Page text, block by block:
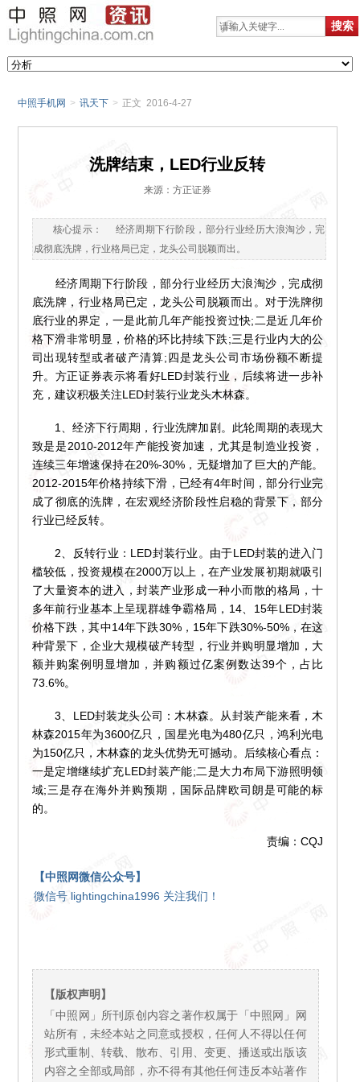
中照手机网 > 讯天下 > 正文 2016-4-27
洗牌结束，LED行业反转
来源：方正证券
核心提示： 经济周期下行阶段，部分行业经历大浪淘沙，完
成彻底洗牌，行业格局已定，龙头公司脱颖而出。
经济周期下行阶段，部分行业经历大浪淘沙，完成彻
底洗牌，行业格局已定，龙头公司脱颖而出。对于洗牌彻
底行业的界定，一是此前几年产能投资过快;二是近几年价
格下滑非常明显，价格的环比持续下跌;三是行业内大的公
司出现转型或者破产清算;四是龙头公司市场份额不断提
升。方正证券表示将看好LED封装行业，后续将进一步补
充，建议积极关注LED封装行业龙头木林森。
1、经济下行周期，行业洗牌加剧。此轮周期的表现大
致是是2010-2012年产能投资加速，尤其是制造业投资，
连续三年增速保持在20%-30%，无疑增加了巨大的产能。
2012-2015年价格持续下滑，已经有4年时间，部分行业完
成了彻底的洗牌，在宏观经济阶段性启稳的背景下，部分
行业已经反转。
2、反转行业：LED封装行业。由于LED封装的进入门
槛较低，投资规模在2000万以上，在产业发展初期就吸引
了大量资本的进入，封装产业形成一种小而散的格局，十
多年前行业基本上呈现群雄争霸格局，14、15年LED封装
价格下跌，其中14年下跌30%，15年下跌30%-50%，在这
种背景下，企业大规模破产转型，行业并购明显增加，大
额并购案例明显增加，并购额过亿案例数达39个，占比
73.6%。
3、LED封装龙头公司：木林森。从封装产能来看，木
林森2015年为3600亿只，国星光电为480亿只，鸿利光电
为150亿只，木林森的龙头优势无可撼动。后续核心看点：
一是定增继续扩充LED封装产能;二是大力布局下游照明领
域;三是存在海外并购预期，国际品牌欧司朗是可能的标
的。
责编：CQJ
【中照网微信公众号】
微信号 lightingchina1996 关注我们！
【版权声明】
「中照网」所刊原创内容之著作权属于「中照网」网
站所有，未经本站之同意或授权，任何人不得以任何
形式重制、转载、散布、引用、变更、播送或出版该
内容之全部或局部，亦不得有其他任何违反本站著作